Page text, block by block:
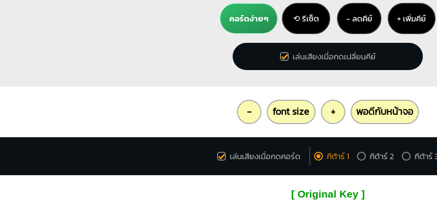
คอร์ดง่ายๆ ⟲ รีเซ็ต − ลดคีย์ + เพิ่มคีย์
เล่นเสียงเมื่อกดเปลี่ยนคีย์
- font size + พอดีกับหน้าจอ
เล่นเสียงเมื่อกดคอร์ด กีต้าร์ 1 กีต้าร์ 2 กีต้าร์
[ Original Key ]